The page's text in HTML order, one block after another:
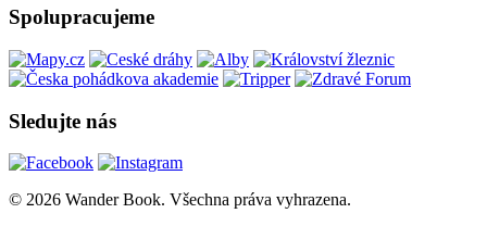
Spolupracujeme
Sledujte nás
© 2026 Wander Book. Všechna práva vyhrazena.